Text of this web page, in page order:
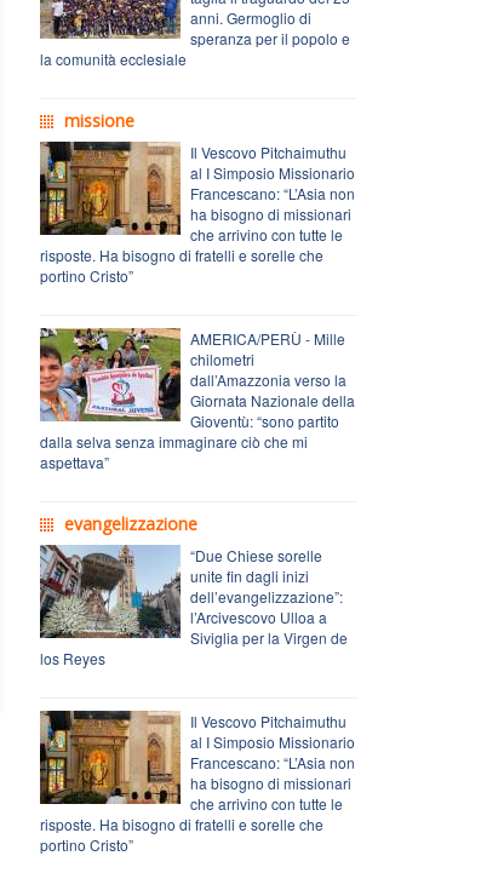
anni. Germoglio di
speranza per il popolo e
la comunità ecclesiale
missione
Il Vescovo Pitchaimuthu
al I Simposio Missionario
Francescano: “L’Asia non
ha bisogno di missionari
che arrivino con tutte le
risposte. Ha bisogno di fratelli e sorelle che
portino Cristo”
AMERICA/PERÙ - Mille
chilometri
dall’Amazzonia verso la
Giornata Nazionale della
Gioventù: “sono partito
dalla selva senza immaginare ciò che mi
aspettava”
evangelizzazione
“Due Chiese sorelle
unite fin dagli inizi
dell’evangelizzazione”:
l’Arcivescovo Ulloa a
Siviglia per la Virgen de
los Reyes
Il Vescovo Pitchaimuthu
al I Simposio Missionario
Francescano: “L’Asia non
ha bisogno di missionari
che arrivino con tutte le
risposte. Ha bisogno di fratelli e sorelle che
portino Cristo”